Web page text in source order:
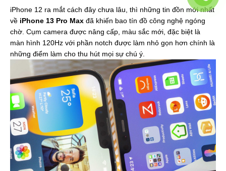
iPhone 12 ra mắt cách đây chưa lâu, thì những tin đồn mới nhất
về iPhone 13 Pro Maxđã khiến bao tín đồ công nghệ ngóng
chờ. Cụm camera được nâng cấp, màu sắc mới, đặc biệt là
màn hình 120Hz với phần notch được làm nhỏ gọn hơn chính là
những điểm làm cho thu hút mọi sự chú ý.